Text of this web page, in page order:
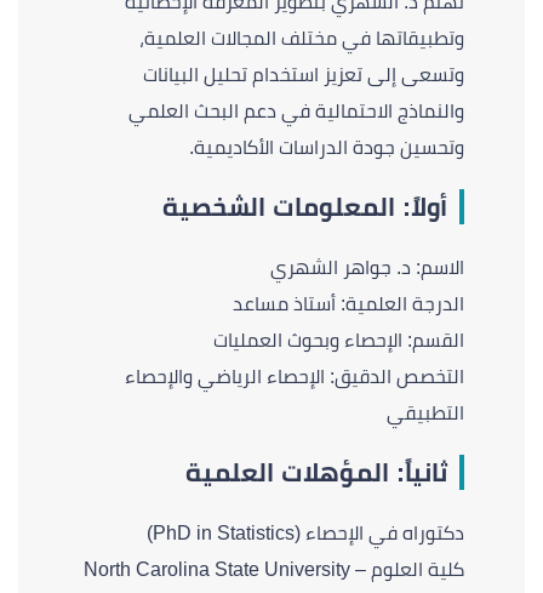
وتطبيقاتها في مختلف المجالات العلمية،
وتسعى إلى تعزيز استخدام تحليل البيانات
والنماذج الاحتمالية في دعم البحث العلمي
وتحسين جودة الدراسات الأكاديمية.
أولاً: المعلومات الشخصية
الاسم: د. جواهر الشهري
الدرجة العلمية: أستاذ مساعد
القسم: الإحصاء وبحوث العمليات
التخصص الدقيق: الإحصاء الرياضي والإحصاء
التطبيقي
ثانياً: المؤهلات العلمية
دكتوراه في الإحصاء (PhD in Statistics)
كلية العلوم – North Carolina State University